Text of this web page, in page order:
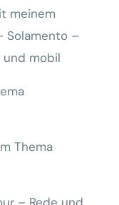
meinem
Solamento –
und mobil
Thema